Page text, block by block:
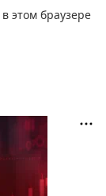
этом браузере